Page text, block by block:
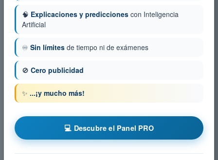
🧠 Explicaciones y predicciones con Inteligencia
Artificial
♾️ Sin límites de tiempo ni de exámenes
🚫 Cero publicidad
✨ ...¡y mucho más!
💻 Descubre el Panel PRO